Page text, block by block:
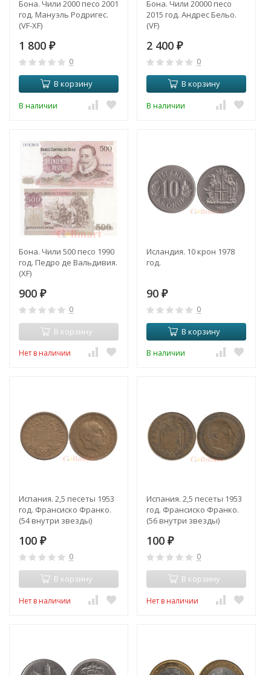
Бона. Чили 2000 песо 2001
год. Мануэль Родригес.
(VF-XF)
1 800 ₽
0
В корзину
В наличии
Бона. Чили 20000 песо
2015 год. Андрес Бельо.
(VF)
2 400 ₽
0
В корзину
В наличии
Бона. Чили 500 песо 1990
год. Педро де Вальдивия.
(XF)
900 ₽
0
В корзину
Нет в наличии
Исландия. 10 крон 1978
год.
90 ₽
0
В корзину
В наличии
Испания. 2,5 песеты 1953
год. Франсиско Франко.
(54 внутри звезды)
100 ₽
0
В корзину
Нет в наличии
Испания. 2,5 песеты 1953
год. Франсиско Франко.
(56 внутри звезды)
100 ₽
0
В корзину
Нет в наличии